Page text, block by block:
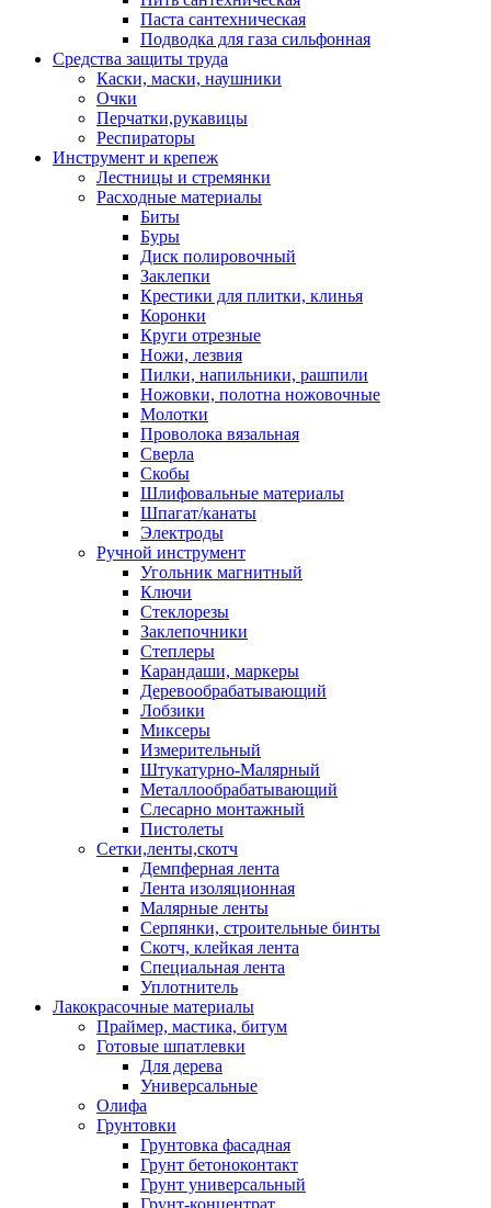
Паста сантехническая
Подводка для газа сильфонная
Средства защиты труда
Каски, маски, наушники
Очки
Перчатки,рукавицы
Респираторы
Инструмент и крепеж
Лестницы и стремянки
Расходные материалы
Биты
Буры
Диск полировочный
Заклепки
Крестики для плитки, клинья
Коронки
Круги отрезные
Ножи, лезвия
Пилки, напильники, рашпили
Ножовки, полотна ножовочные
Молотки
Проволока вязальная
Сверла
Скобы
Шлифовальные материалы
Шпагат/канаты
Электроды
Ручной инструмент
Угольник магнитный
Ключи
Стеклорезы
Заклепочники
Степлеры
Карандаши, маркеры
Деревообрабатывающий
Лобзики
Миксеры
Измерительный
Штукатурно-Малярный
Металлообрабатывающий
Слесарно монтажный
Пистолеты
Сетки,ленты,скотч
Демпферная лента
Лента изоляционная
Малярные ленты
Серпянки, строительные бинты
Скотч, клейкая лента
Специальная лента
Уплотнитель
Лакокрасочные материалы
Праймер, мастика, битум
Готовые шпатлевки
Для дерева
Универсальные
Олифа
Грунтовки
Грунтовка фасадная
Грунт бетоноконтакт
Грунт универсальный